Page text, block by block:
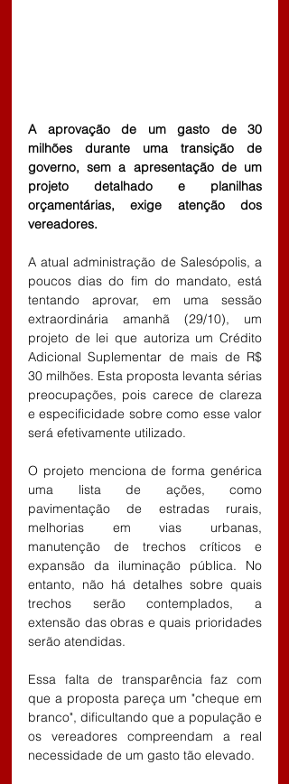
A aprovação de um gasto de 30
milhões durante uma transição de
governo, sem a apresentação de um
projeto detalhado e planilhas
orçamentárias, exige atenção dos
vereadores.
A atual administração de Salesópolis, a
poucos dias do fim do mandato, está
tentando aprovar, em uma sessão
extraordinária amanhã (29/10), um
projeto de lei que autoriza um Crédito
Adicional Suplementar de mais de R$
30 milhões. Esta proposta levanta sérias
preocupações, pois carece de clareza
e especificidade sobre como esse valor
será efetivamente utilizado.
O projeto menciona de forma genérica
uma lista de ações, como
pavimentação de estradas rurais,
melhorias em vias urbanas,
manutenção de trechos críticos e
expansão da iluminação pública. No
entanto, não há detalhes sobre quais
trechos serão contemplados, a
extensão das obras e quais prioridades
serão atendidas.
Essa falta de transparência faz com
que a proposta pareça um "cheque em
branco", dificultando que a população e
os vereadores compreendam a real
necessidade de um gasto tão elevado.